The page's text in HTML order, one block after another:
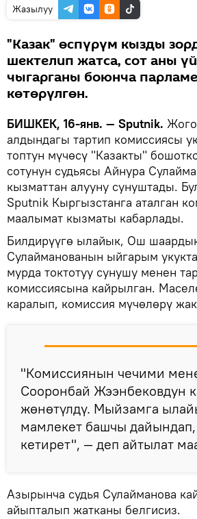
Жазылуу
"Казак" өспүрүм кызды
шектелип жатса, сот аны
чыгарганы боюнча
көтөрүлгөн.
БИШКЕК, 16-янв. — Sputnik.
алдындагы тартип комиссиясы
топтун мүчөсү "Казакты"
сотунун судьясы Айнура
кызматтан алууну сунуштады.
Sputnik Кыргызстанга аталган
маалымат кызматы кабарлады.
Билдирүүгө ылайык, Ош
Сулайманованын ыйгарым
мурда токтотуу сунушу менен
комиссиясына кайрылган.
каралып, комиссия мүчөлөрү
"Комиссиянын чечими
Сооронбай Жээнбековдун
жөнөтүлдү. Мыйзамга
мамлекет башчы
кетирет", — деп айтылат
Азырынча судья Сулайманова
айыпталып жатканы белгисиз.